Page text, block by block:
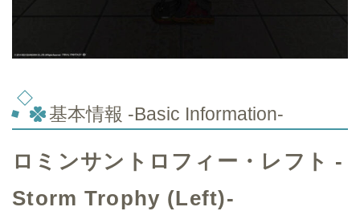
基本情報 -Basic Information-
ロミンサントロフィー・レフト -
Storm Trophy (Left)-